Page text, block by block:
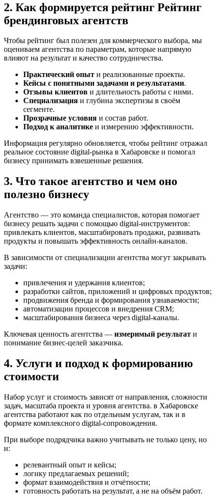
2. Как формируется рейтинг Рейтинг
брендинговых агентств
Чтобы рейтинг был полезен для коммерческого выбора, мы
оцениваем агентства по параметрам, которые напрямую
влияют на результат и качество сотрудничества.
Практический опыт и реализованные проекты.
Кейсы с понятными задачами и результатами.
Отзывы клиентов и длительность работы с ними.
Специализация и глубина экспертизы в своём
сегменте.
Прозрачные условия и состав работ.
Подход к аналитике и измерению эффективности.
Информация регулярно обновляется, чтобы рейтинг отражал
реальное состояние digital-рынка в Хабаровске и помогал
бизнесу принимать взвешенные решения.
3. Что такое агентство и чем оно
полезно бизнесу
Агентство — это команда специалистов, которая помогает
бизнесу решать задачи с помощью digital-инструментов:
привлекать клиентов, масштабировать продажи, развивать
продукты и повышать эффективность онлайн-каналов.
В зависимости от специализации агентства могут закрывать
задачи:
привлечения и удержания клиентов;
разработки сайтов, приложений и цифровых продуктов;
продвижения бренда и формирования узнаваемости;
автоматизации процессов и внедрения CRM;
масштабирования бизнеса через digital-каналы.
Ключевая ценность агентства — измеримый результат и
понимание бизнес-целей заказчика.
4. Услуги и подход к формированию
стоимости
Набор услуг и стоимость зависят от направления, сложности
задач, масштаба проекта и уровня агентства. в Хабаровске
агентства работают как по отдельным услугам, так и в
формате комплексного digital-сопровождения.
При выборе подрядчика важно учитывать не только цену, но
и:
релевантный опыт и кейсы;
логику предлагаемых решений;
формат взаимодействия и отчётности;
готовность работать на результат, а не на объём работ.